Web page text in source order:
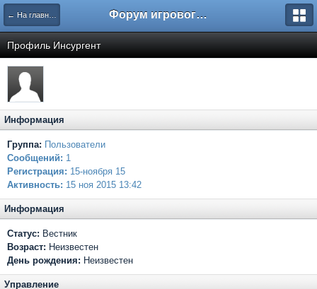
← На главную Форум игрового проекта Riverrise
Профиль Инсургент
Информация
Группа: Пользователи
Сообщений: 1
Регистрация: 15-ноября 15
Активность: 15 ноя 2015 13:42
Информация
Статус: Вестник
Возраст: Неизвестен
День рождения: Неизвестен
Управление